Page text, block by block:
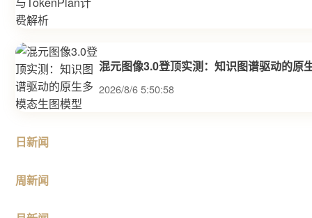
混元图像3.0登顶实测：知识图谱驱动的原
2026/8/6 5:50:58
日新闻
周新闻